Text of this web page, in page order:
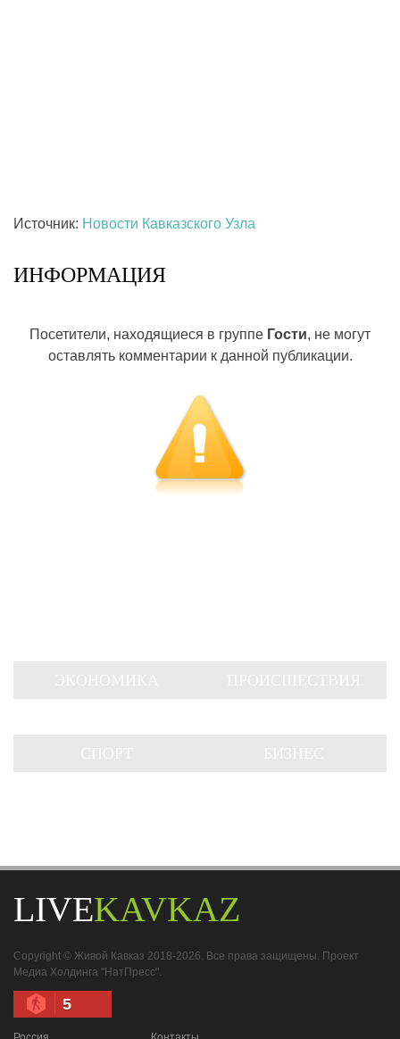
Источник: Новости Кавказского Узла
ИНФОРМАЦИЯ
Посетители, находящиеся в группе Гости, не могут
оставлять комментарии к данной публикации.
LIVEKAVKAZ
Copyright © Живой Кавказ 2018-2026. Все права защищены. Проект
Медиа Холдинга "НатПресс".
5